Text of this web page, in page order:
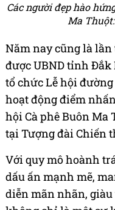
Các người đẹp hào
Ma
Năm nay cũng là
được UBND tỉnh
tổ chức Lễ hội
hoạt động điểm
hội Cà phê Buôn Ma
tại Tượng đài Chiến
Với quy mô hoành
dấu ấn mạnh mẽ,
diễn mãn nhãn,